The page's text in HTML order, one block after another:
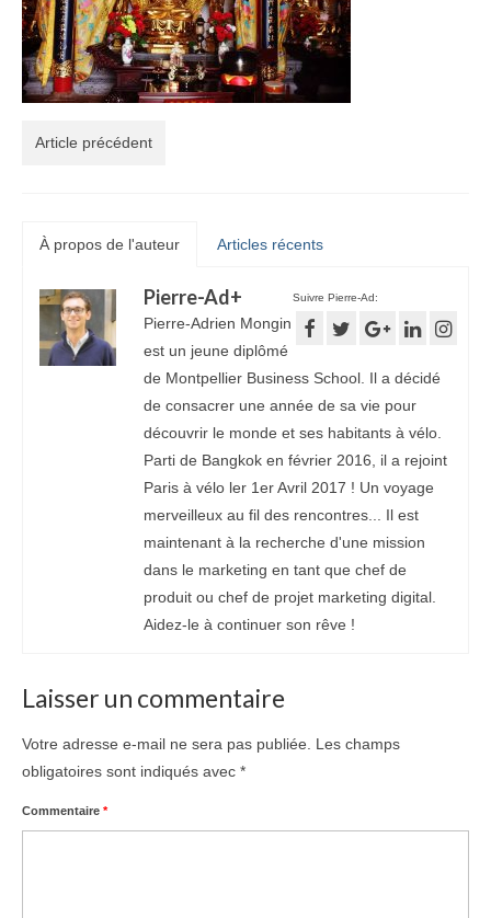
Article précédent
À propos de l'auteur Articles récents
Suivre Pierre-Ad:
Pierre-Ad+
Pierre-Adrien Mongin
est un jeune diplômé
de Montpellier Business School. Il a décidé
de consacrer une année de sa vie pour
découvrir le monde et ses habitants à vélo.
Parti de Bangkok en février 2016, il a rejoint
Paris à vélo ler 1er Avril 2017 ! Un voyage
merveilleux au fil des rencontres... Il est
maintenant à la recherche d'une mission
dans le marketing en tant que chef de
produit ou chef de projet marketing digital.
Aidez-le à continuer son rêve !
Laisser un commentaire
Votre adresse e-mail ne sera pas publiée.
Les champs
obligatoires sont indiqués avec *
Commentaire *